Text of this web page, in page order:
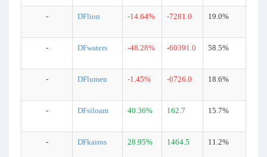
- DFlion -14.64% -7281.0 19.0%
- DFwaters -48.28% -60391.0 58.5%
- DFlumen -1.45% -6726.0 18.6%
- DFsiloam 40.36% 162.7 15.7%
- DFkairos 28.95% 1464.5 11.2%